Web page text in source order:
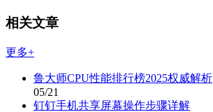
相关文章
更多+
鲁大师CPU性能排行榜2025权威解析
05/21
钉钉手机共享屏幕操作步骤详解